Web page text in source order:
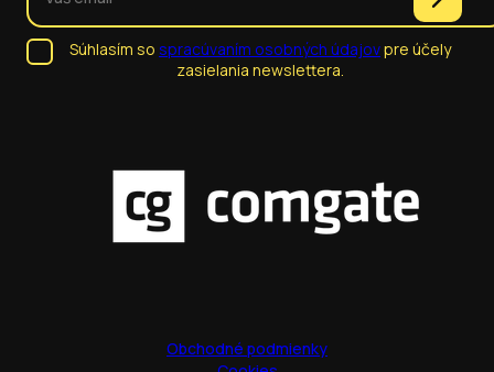
Súhlasím so spracúvaním osobných údajovpre účely
zasielania newslettera.
Obchodné podmienky